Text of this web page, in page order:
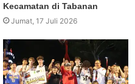
Kecamatan di Tabanan
Jumat, 17 Juli 2026